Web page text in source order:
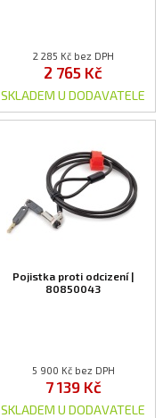
2 285 Kč bez DPH
2 765 Kč
SKLADEM U DODAVATELE
Pojistka proti odcizení |
80850043
5 900 Kč bez DPH
7 139 Kč
SKLADEM U DODAVATELE